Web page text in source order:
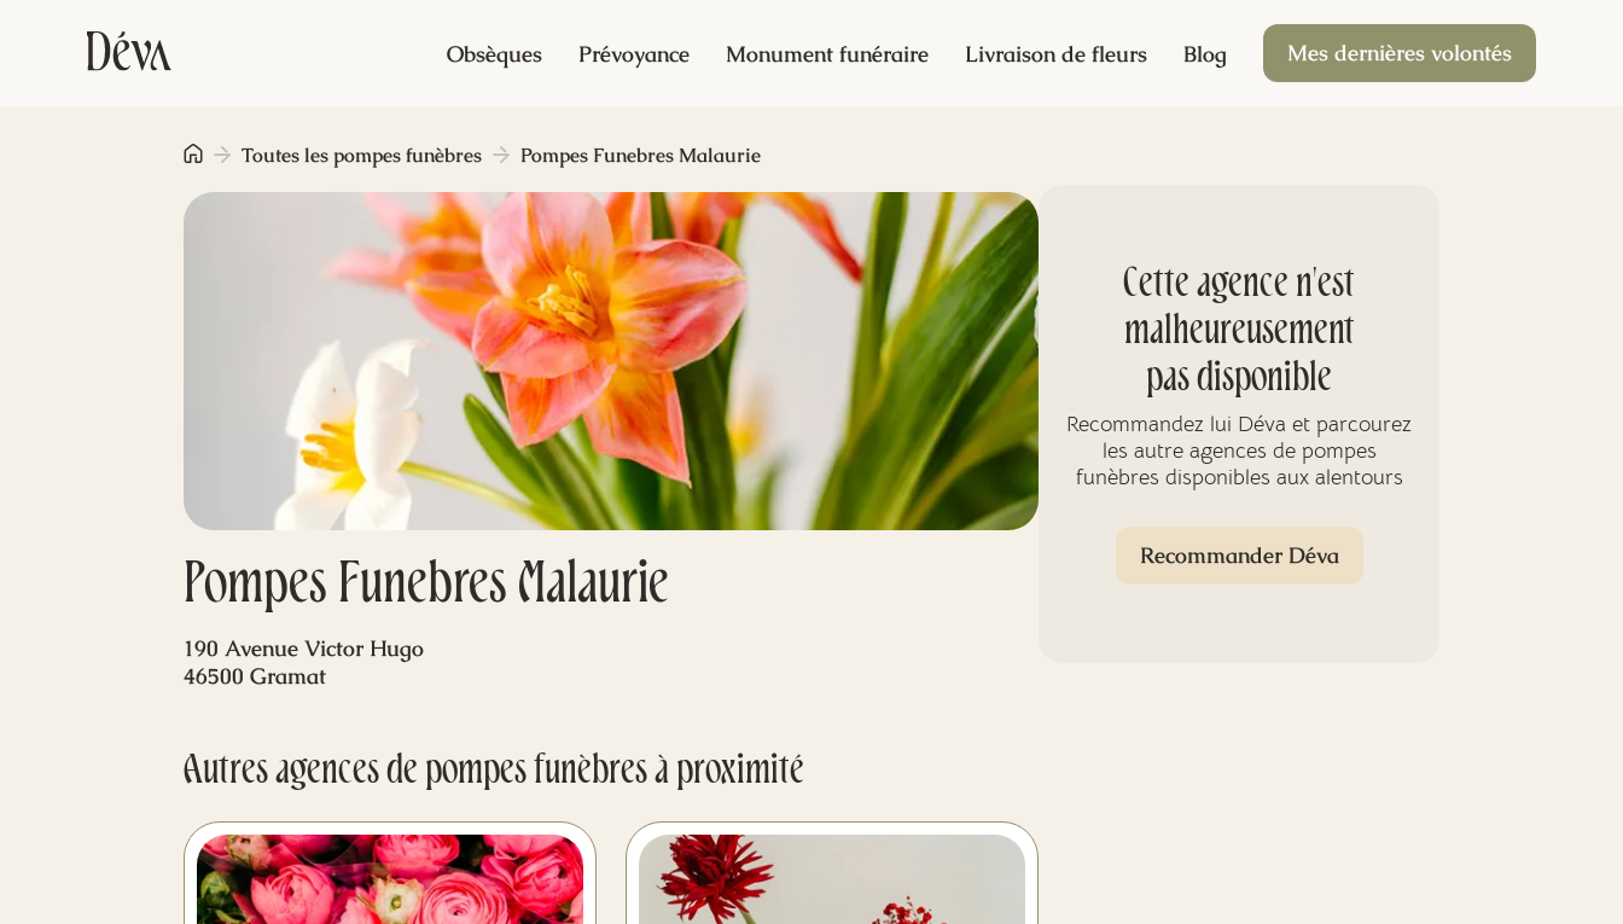
Obsèques Prévoyance Monument funéraire Livraison de fleurs Blog Mes dernières volontés
Pompes Funebres Malaurie
Toutes les pompes funèbres Pompes Funebres Malaurie
190 Avenue Victor Hugo
46500 Gramat
Autres agences de pompes funèbres à proximité
Cette agence n'est
malheureusement
pas disponible
Recommandez lui Déva et parcourez
les autre agences de pompes
funèbres disponibles aux alentours
Recommander Déva